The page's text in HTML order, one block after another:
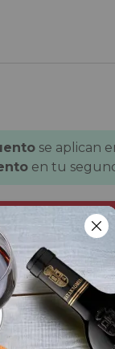
se aplican
en tu
AÑADIR AL
es un atractivo
de
El Escorial,